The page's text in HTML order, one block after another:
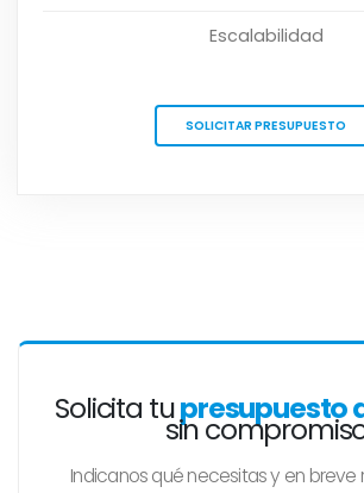
Escalabilidad
SOLICITAR PRESUPUESTO
Solicita tupresupuesto
sin
Indicanos qué necesitas y en breve